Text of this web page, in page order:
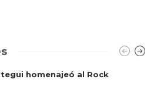
homenajeó al Rock